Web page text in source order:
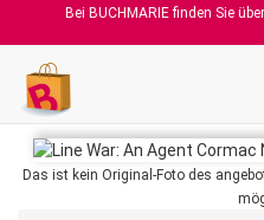
Bei BUCHMARIE finden Sie
Das ist kein Original-Foto des